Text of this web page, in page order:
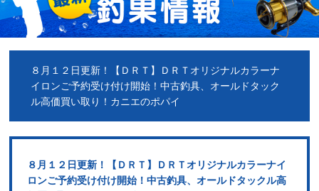
８月１２日更新！【ＤＲＴ】ＤＲＴオリジナルカラーナ
イロンご予約受け付け開始！中古釣具、オールドタック
ル高価買い取り！カニエのポパイ
８月１２日更新！【ＤＲＴ】ＤＲＴオリジナルカラーナイ
ロンご予約受け付け開始！中古釣具、オールドタックル高